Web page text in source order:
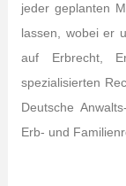
jeder geplanten
lassen, wobei er
auf Erbrecht,
spezialisierten
Deutsche
Erb- und